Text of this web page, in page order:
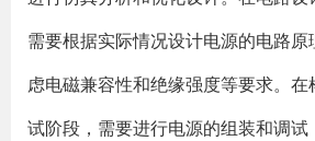
需要根据实际情况设计电源的电路原
虑电磁兼容性和绝缘强度等要求。
试阶段，需要进行电源的组装和调试